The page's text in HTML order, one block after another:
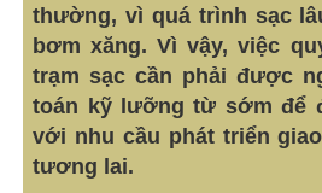
thường, vì quá trình sạc
bơm xăng. Vì vậy, việc
trạm sạc cần phải được
toán kỹ lưỡng từ sớm để
với nhu cầu phát triển
tương lai.